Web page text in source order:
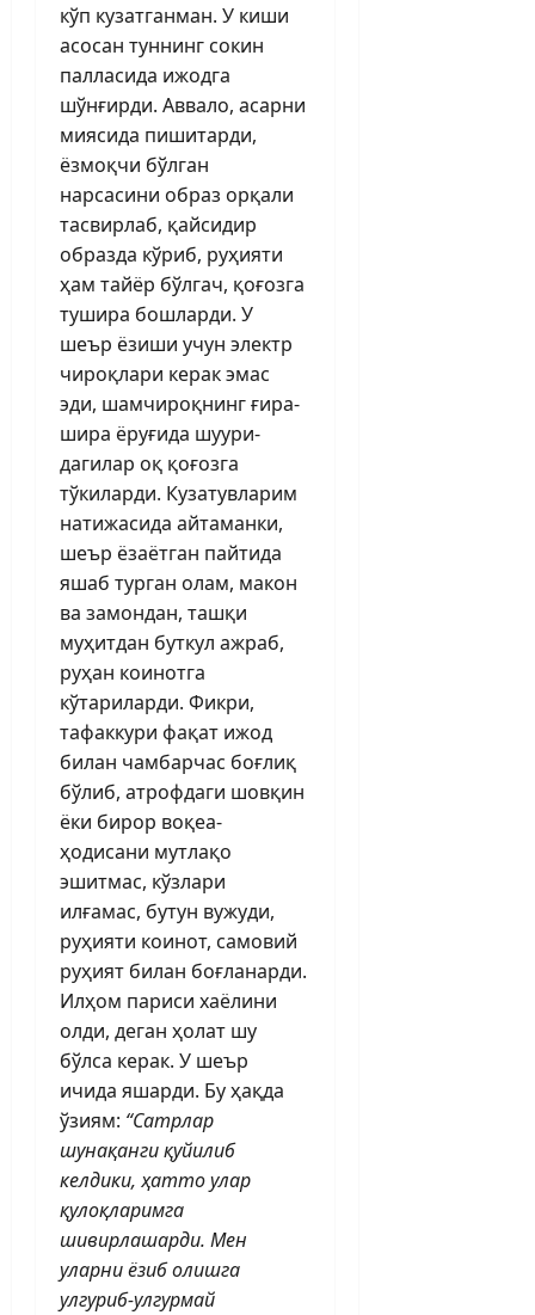
кўп кузатганман. У киши
асосан туннинг сокин
палласида ижодга
шўнғирди. Аввало, асарни
миясида пишитарди,
ёзмоқчи бўлган
нарсасини образ орқали
тас­вирлаб, қайсидир
образда кўриб, руҳияти
ҳам тайёр бўлгач, қоғозга
тушира бошларди. У
шеър ёзиши учун электр
чироқлари керак эмас
эди, шамчироқнинг ғира-
шира ёруғида шуури­
дагилар оқ қоғозга
тўкиларди. Кузатувларим
натижасида айтаманки,
шеър ёзаётган пайтида
яшаб турган олам, макон
ва замондан, ташқи
муҳитдан буткул ажраб,
руҳан коинотга
кўтариларди. Фикри,
тафаккури фақат ижод
билан чамбарчас боғлиқ
бўлиб, атрофдаги шовқин
ёки бирор воқеа-
ҳодисани мутлақо
эшитмас, кўзлари
илғамас, бутун вужуди,
руҳияти коинот, самовий
руҳият билан боғланарди.
Илҳом париси хаёлини
олди, деган ҳолат шу
бўлса керак. У шеър
ичида яшарди. Бу ҳақда
ўзиям: “Сатрлар
шунақанги қуйилиб
келдики, ҳатто улар
қулоқларимга
шивирлашарди. Мен
уларни ёзиб олишга
улгуриб-улгурмай